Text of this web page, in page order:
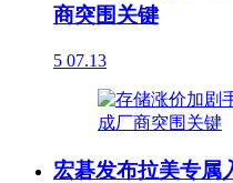
商突围关键
5 07.13
宏碁发布拉美专属